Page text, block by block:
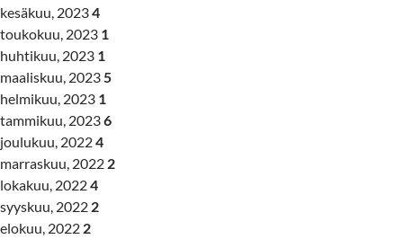
kesäkuu, 20234
toukokuu, 2023 1
huhtikuu, 2023 1
maaliskuu, 20235
helmikuu, 2023 1
tammikuu, 20236
joulukuu, 20224
marraskuu, 2022 2
lokakuu, 20224
syyskuu, 2022 2
elokuu, 2022 2